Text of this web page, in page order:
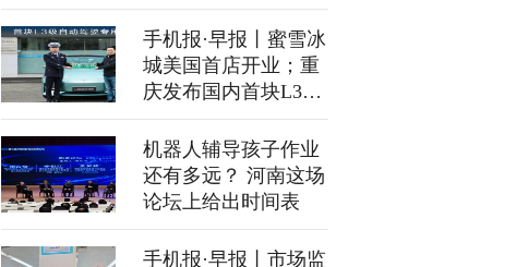
公积金业务年末暂停
办理
手机报·早报丨蜜雪冰
城美国首店开业；重
庆发布国内首块L3级
自动驾驶专用正式号
牌
机器人辅导孩子作业
还有多远？ 河南这场
论坛上给出时间表
手机报·早报丨市场监